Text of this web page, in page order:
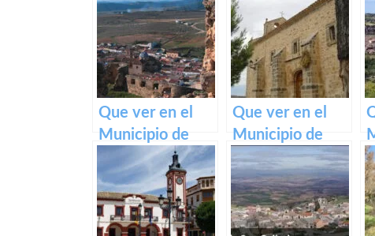
Que ver en el
Municipio de
San Pedro en
Castilla La
Mancha
Que ver en el
Municipio de
San Pedro
Palmiches en
Castilla La
Mancha